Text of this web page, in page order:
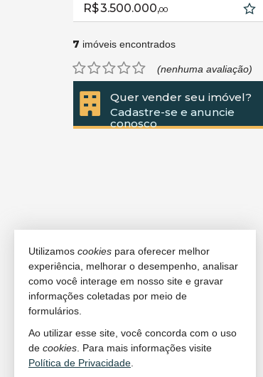
R$ 3.500.000,00
7 imóveis encontrados
(nenhuma avaliação)
Quer vender seu imóvel?
Cadastre-se e anuncie
conosco
Utilizamos cookies para oferecer melhor
experiência, melhorar o desempenho, analisar
como você interage em nosso site e gravar
informações coletadas por meio de
formulários.
Ao utilizar esse site, você concorda com o uso
de cookies . Para mais informações visite
Política de Privacidade